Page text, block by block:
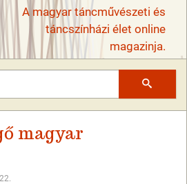
A magyar táncművészeti és
táncszínházi élet online
magazinja.
magyar